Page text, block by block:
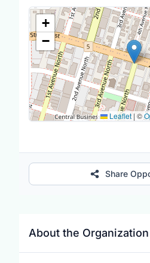
About the Organization
Location Map
+
−
Leaflet | ©
Share